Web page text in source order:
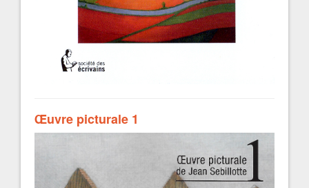
Œuvre picturale 1